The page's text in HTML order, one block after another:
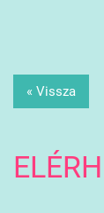
« Vissza